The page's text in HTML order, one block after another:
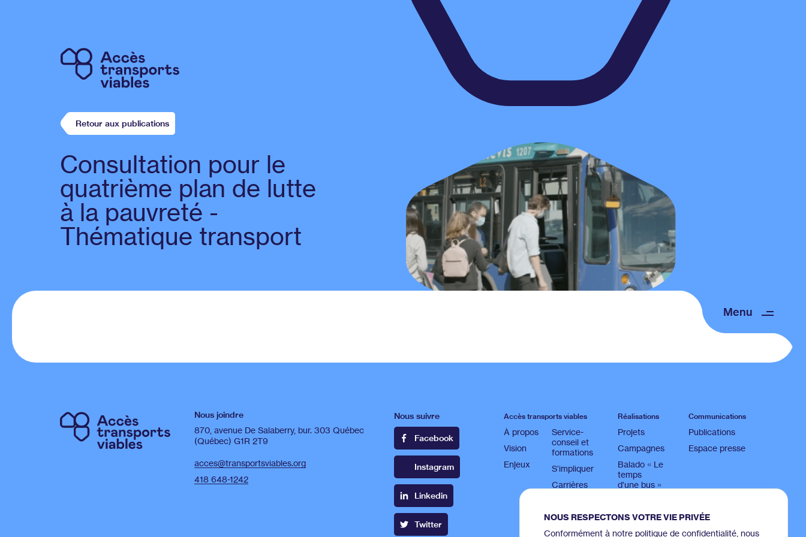
Retour aux publications
Consultation pour le
quatrième plan de lutte
à la pauvreté -
Thématique transport
Menu
Nous joindre
870, avenue De Salaberry, bur. 303 Québec
(Québec) G1R 2T9
acces@transportsviables.org
418 648-1242
Nous suivre
Facebook
Instagram
Linkedin
Twitter
Accès transports viables
À propos
Vision
Enjeux
Service-
conseil et
formations
S’impliquer
Carrières
Réalisations
Projets
Campagnes
Balado « Le
temps
d'une bus »
Communications
Publications
Espace presse
NOUS RESPECTONS VOTRE VIE PRIVÉE
Conformément à notre politique de confidentialité, nous